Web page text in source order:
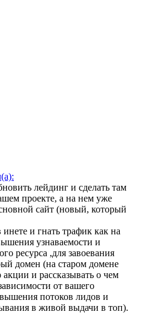
лейдинг и сделать там
проекте, а на нем уже
сайт (новый, который
и гнать трафик как на
узнаваемости и
ресурса ,для завоевания
домен (на старом домене
и рассказывать о чем
от вашего
потоков лидов и
в живой выдачи в топ).